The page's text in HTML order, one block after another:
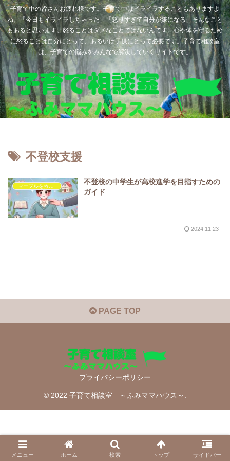
子育て中の皆さんお疲れ様です。子育て中はイライラすることもありますよ
ね。「今日もイライラしちゃった」「怒りすぎて自分が嫌になる」そんなこと
もあると思います。怒ることはダメなことではないんです。心や体を守るため
に怒ることは自分にとって、あるいは子供にとって必要です。子育て相談室
は、子育ての悩みをみんなで解決していくサイトです。
不登校支援
不登校の中学生が高校進学を目指すための
ガイド
2024.11.23
PAGE TOP
プライバシーポリシー
© 2022 子育て相談室 ～ふみママハウス～.
メニュー ホーム 検索 トップ サイドバー